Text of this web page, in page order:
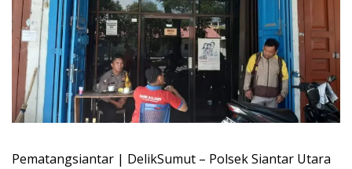
Pematangsiantar | DelikSumut – Polsek Siantar Utara